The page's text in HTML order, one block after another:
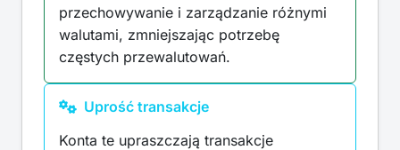
przechowywanie i zarządzanie różnymi
walutami, zmniejszając potrzebę
częstych przewalutowań.
Uprość transakcje
Konta te upraszczają transakcje